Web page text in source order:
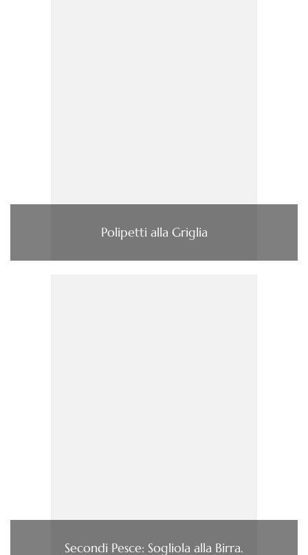
Polipetti alla Griglia
Secondi Pesce: Sogliola alla Birra.